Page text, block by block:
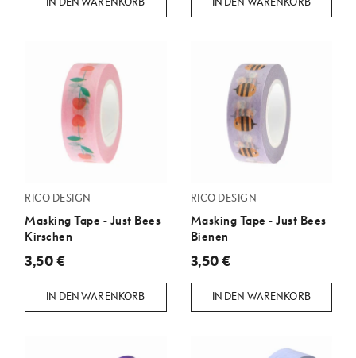
IN DEN WARENKORB IN DEN WARENKORB
RICO DESIGN
Masking Tape - Just Bees
Kirschen
3,50 €
IN DEN WARENKORB
RICO DESIGN
Masking Tape - Just Bees
Bienen
3,50 €
IN DEN WARENKORB